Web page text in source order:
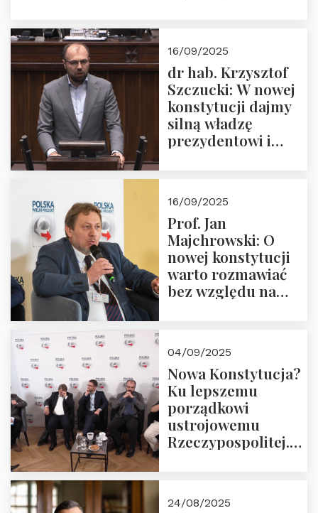
16/09/2025
dr hab. Krzysztof
Szczucki: W nowej
konstytucji dajmy
silną władzę
prezydentowi i
16/09/2025
Prof. Jan
Majchrowski: O
nowej konstytucji
warto rozmawiać
bez względu na
04/09/2025
Nowa Konstytucja?
Ku lepszemu
porządkowi
ustrojowemu
Rzeczypospolitej.
24/08/2025